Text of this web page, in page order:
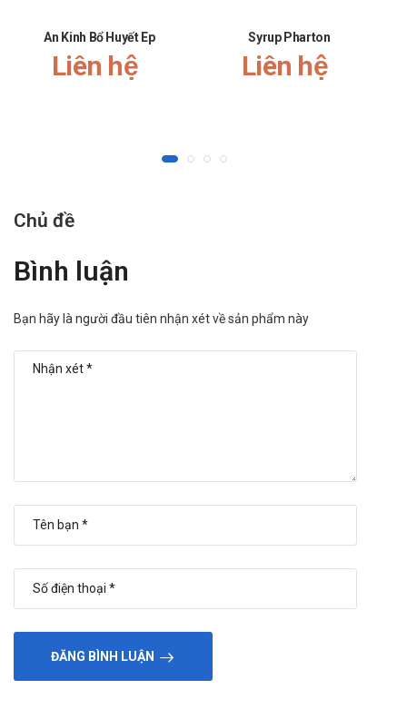
An Kinh Bổ Huyết Ep
Liên hệ
Syrup Pharton
Liên hệ
Chủ đề
Bình luận
Bạn hãy là người đầu tiên nhận xét về sản phẩm này
ĐĂNG BÌNH LUẬN